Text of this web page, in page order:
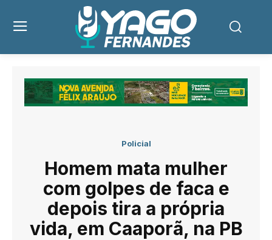
Policial
Homem mata mulher
com golpes de faca e
depois tira a própria
vida, em Caaporã, na PB